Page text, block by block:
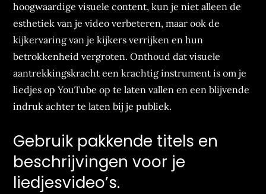
hoogwaardige visuele content, kun je niet alleen de
esthetiek van je video verbeteren, maar ook de
kijkervaring van je kijkers verrijken en hun
betrokkenheid vergroten. Onthoud dat visuele
aantrekkingskracht een krachtig instrument is om je
liedjes op YouTube op te laten vallen en een blijvende
indruk achter te laten bij je publiek.
Gebruik pakkende titels en
beschrijvingen voor je
liedjesvideo’s.